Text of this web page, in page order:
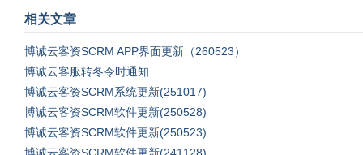
相关文章
博诚云客资SCRM APP界面更新（260523）
博诚云客服转冬令时通知
博诚云客资SCRM系统更新(251017)
博诚云客资SCRM软件更新(250528)
博诚云客资SCRM软件更新(250523)